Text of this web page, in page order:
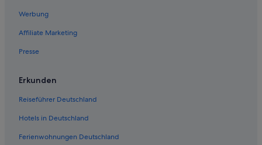
Werbung
Affiliate Marketing
Presse
Erkunden
Reiseführer Deutschland
Hotels in Deutschland
Ferienwohnungen Deutschland